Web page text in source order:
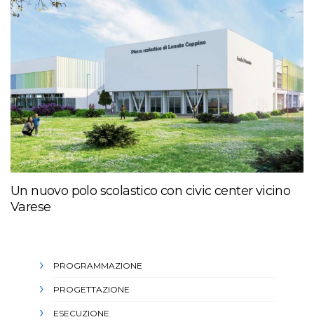
Un nuovo polo scolastico con civic center vicino
Varese
PROGRAMMAZIONE
PROGETTAZIONE
ESECUZIONE